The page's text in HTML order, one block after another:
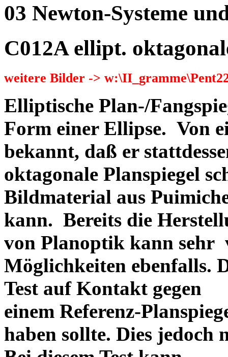
03 Newton-Systeme
C012A ellipt.
weitere Bilder ->
Elliptische Plan-/
Form einer Ellipse. Von
bekannt, daß er
oktagonale Planspiegel
Bildmaterial aus
kann. Bereits die
von Planoptik kann sehr
Möglichkeiten ebenfalls.
Test auf Kontakt gegen
einem Referenz-
haben sollte. Dies jedoch